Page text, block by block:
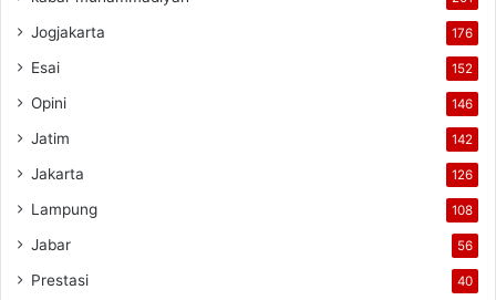
Jogjakarta 176
Esai 152
Opini 146
Jatim 142
Jakarta 126
Lampung 108
Jabar 56
Prestasi 40